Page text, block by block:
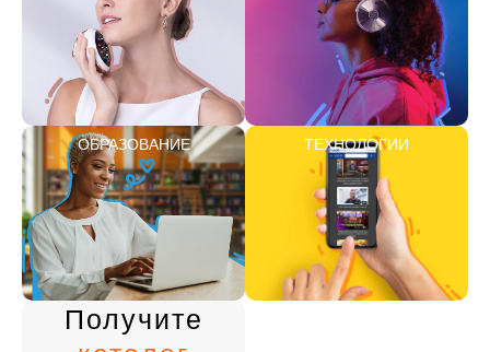
ОБРАЗОВАНИЕ ТЕХНОЛОГИИ
Получите